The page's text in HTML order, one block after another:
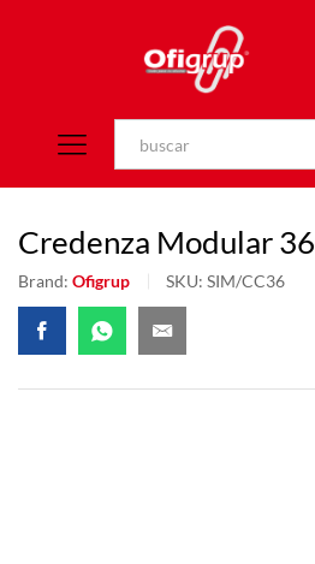
Credenza Modular 36
Brand: Ofigrup SKU: SIM/CC36